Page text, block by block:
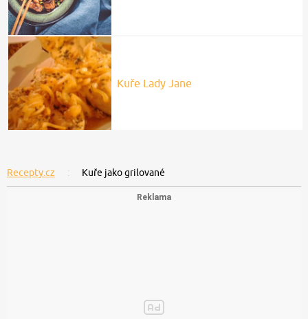
Kuře Lady Jane
Recepty.cz Kuře jako grilované